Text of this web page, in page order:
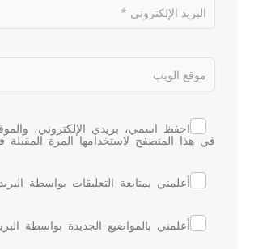
احفظ اسمي، بريدي الإلكتروني،
في هذا المتصفح لاستخدامها المرة المقبلة
أعلمني بمتابعة التعليقات بواسطة البريد
أعلمني بالمواضيع الجديدة بواسطة